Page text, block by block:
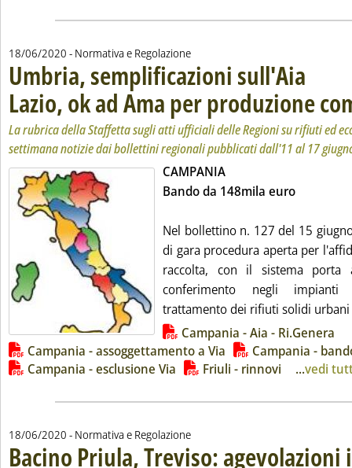
18/06/2020 - Normativa e Regolazione
Umbria, semplificazioni sull'Aia
Lazio, ok ad Ama per produzione
La rubrica della Staffetta sugli atti ufficiali delle Regioni su rifiuti ed
settimana notizie dai bollettini regionali pubblicati dall'11 al 17
CAMPANIA
Bando da 148mila euro
Nel bollettino n. 127 del 15
di gara procedura aperta per
raccolta, con il sistema
conferimento negli
trattamento dei rifiuti solidi urbani
Lista allegati PDF alla notiziaCampania - Aia - Ri.Genera
Campania - assoggettamento a Via
Campania -
Campania - esclusione Via
Friuli - rinnovi ...vedi
18/06/2020 - Normativa e Regolazione
Bacino Priula, Treviso: